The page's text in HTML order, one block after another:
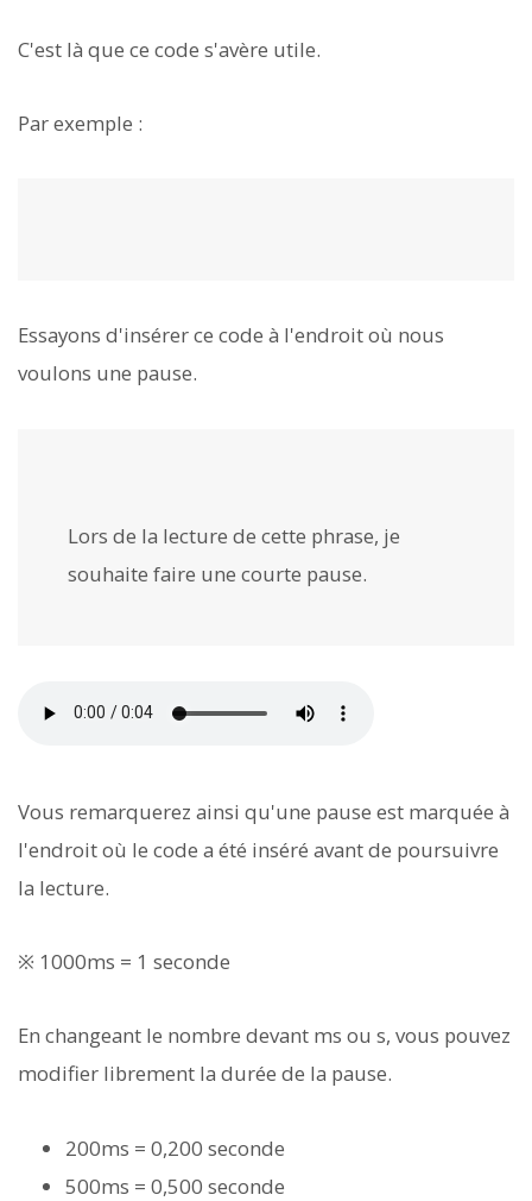
C'est là que ce code s'avère utile.
Par exemple :
Essayons d'insérer ce code à l'endroit où nous
voulons une pause.
Lors de la lecture de cette phrase, je
souhaite faire une courte pause.
Vous remarquerez ainsi qu'une pause est marquée à
l'endroit où le code a été inséré avant de poursuivre
la lecture.
※ 1000ms = 1 seconde
En changeant le nombre devant ms ou s, vous pouvez
modifier librement la durée de la pause.
200ms = 0,200 seconde
500ms = 0,500 seconde